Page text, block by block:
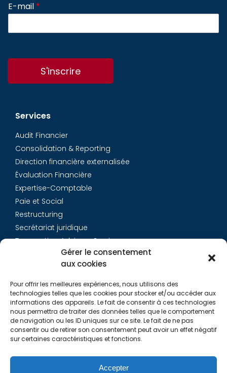
Gérer le consentement
aux cookies
Pour offrir les meilleures expériences, nous utilisons des
technologies telles que les cookies pour stocker et/ou accéder aux
informations des appareils. Le fait de consentir à ces technologies
nous permettra de traiter des données telles que le comportement
de navigation ou les ID uniques sur ce site. Le fait de ne pas
consentir ou de retirer son consentement peut avoir un effet négatif
sur certaines caractéristiques et fonctions.
Accepter
E-mail *
S'inscrire
Services
Audit Financier
Consolidation & Reporting
Direction financière externalisée
Évaluation Financière
Expertise-Comptable
Paie et Social
Restructuring
Secrétariat juridique
Transaction Advisory Services
Équipe
Carrières
Contact
Liens utiles